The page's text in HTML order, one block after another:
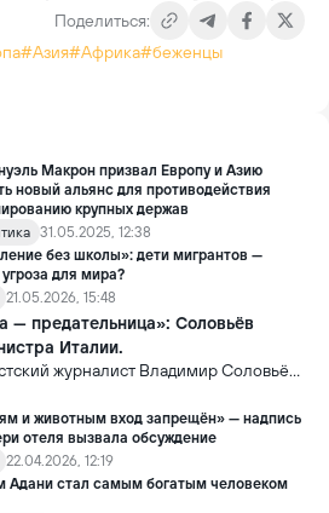
Поделиться:
#Азия#Африка#беженцы
Макрон призвал Европу и Азию
новый альянс для противодействия
крупных держав
31.05.2025, 12:38
без школы»: дети мигрантов —
для мира?
21.05.2026, 15:48
— предательница»: Соловьёв
Италии.
журналист Владимир Соловьёв
министра Италии Джорджу
и животным вход запрещён» — надпись
отеля вызвала обсуждение
22.04.2026, 12:19
Адани стал самым богатым человеком